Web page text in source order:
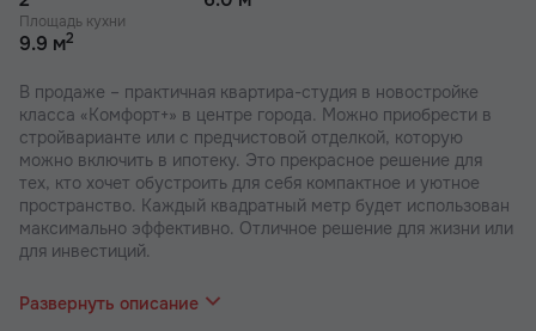
Площадь кухни
9.9 м2
В продаже – практичная квартира-студия в новостройке
класса «Комфорт+» в центре города. Можно приобрести в
стройварианте или с предчистовой отделкой, которую
можно включить в ипотеку. Это прекрасное решение для
тех, кто хочет обустроить для себя компактное и уютное
пространство. Каждый квадратный метр будет использован
максимально эффективно. Отличное решение для жизни или
для инвестиций.
отделе продаж Вас проконсультируют по актуальным
предложениям.
Развернуть описание